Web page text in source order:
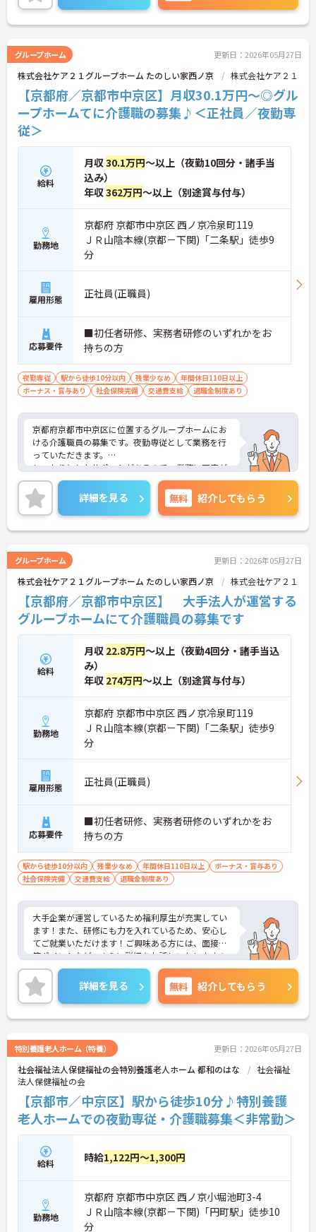
グループホーム 更新日：2026年05月27日
株式会社ケア２１グループホーム たのしい家西ノ京 株式会社ケア２１
【京都府／京都市中京区】月収30.1万円～◎グル
ープホームてに介護職の募集♪＜正社員／夜勤専
従＞
給料
月収30.1万円～以上（夜勤10回分・諸手当
込み）
年収362万円～以上（別途賞与付与）
勤務地
京都府 京都市中京区 西ノ京冷泉町119
ＪＲ山陰本線(京都－下関)「二条駅」徒歩9
分
雇用形態 正社員(正職員)
応募要件
■初任者研修、実務者研修のいずれかをお
持ちの方
夜勤専従 駅から徒歩10分以内 残業少なめ
年間休日110日以上
ボーナス・賞与あり
社会保険完備 交通費支給 退職金制度あり
京都府京都市中京区に位置するグループホームにお
ける介護職員の募集です。夜勤専従として業務を行
っていただきます。
しっかりとしたサポートがあるので、業務に不安が
ある方でも安心してご勤務いただけます。また、年
間休日は110日以上もあり、プライベートを大切に
しながらご勤務いただけます。
ご興味のある方には、面接対策ポイントなど、さら
に詳細をご案内しますのでお気軽にご相談くださ
詳細を見る 無料 紹介してもらう
グループホーム 更新日：2026年05月27日
株式会社ケア２１グループホーム たのしい家西ノ京 株式会社ケア２１
【京都府／京都市中京区】 大手法人が運営する
グループホームにて介護職員の募集です
給料
月収 22.8万円～以上（夜勤4回分・諸手当込
み）
年収 274万円～以上（別途賞与付与）
勤務地
京都府 京都市中京区 西ノ京冷泉町119
ＪＲ山陰本線(京都－下関)「二条駅」徒歩9
分
雇用形態 正社員(正職員)
応募要件
■初任者研修、実務者研修のいずれかをお
持ちの方
駅から徒歩10分以内 残業少なめ 年間休日110日以上
ボーナス・賞与あり
社会保険完備
交通費支給 退職金制度あり
大手企業が運営しているため福利厚生が充実してい
ます！また、研修にも力を入れているため、安心し
てご就業いただけます！ご興味ある方には、面接対
策ポイントなど、さらに詳細をお話しいたしますの
でお気軽にご相談ください！
詳細を見る 無料 紹介してもらう
特別養護老人ホーム（特養） 更新日：2026年05月27日
社会福祉法人保健福祉の会特別養護老人ホーム 都和のはな
社会福祉
法人保健福祉の会
【京都市／中京区】駅から徒歩10分♪特別養護
老人ホームでの夜勤専従・介護職募集＜非常勤＞
給料 時給1,122円～1,300円
勤務地
京都府 京都市中京区 西ノ京小堀池町3-4
ＪＲ山陰本線(京都－下関)「円町駅」徒歩10
分